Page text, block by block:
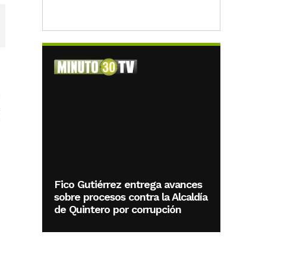
Fico Gutiérrez entrega avances
sobre procesos contra la Alcaldía
de Quintero por corrupción